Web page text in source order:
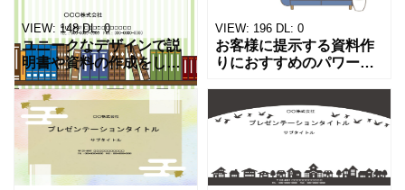
VIEW: 148 DL: 0
ユニークなデザインで説
明書や資料の作成をした
い方におすすめ！ グリ
ーンのストライプにいろ
いろな色の本が並ぶかわ
いいデザインのテンプレ
ートになります。 ダウン
ロー
VIEW: 196 DL: 0
お客様に提示する資料作
りにおすすめのパワーポ
案内資料のフォーマット
にいかがでしょうか？
ご利用